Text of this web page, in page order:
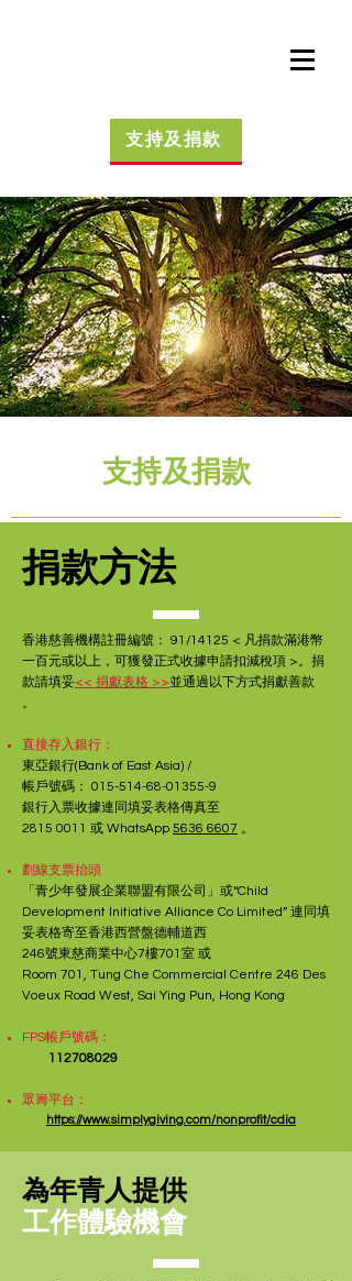
支持及捐款
支持及捐款
捐款方法
香港慈善機構註冊編號： 91/14125 < 凡捐款滿港幣
一百元或以上，可獲發正式收據申請扣減稅項 >。捐
款請填妥<< 捐獻表格 >>並通過以下方式捐獻善款
。
直接存入銀行：
東亞銀行(Bank of East Asia) /
帳戶號碼： 015-514-68-01355-9
銀行入票收據連同填妥表格傳真至
2815 0011 或 WhatsApp 5636 6607 。
劃線支票抬頭
「青少年發展企業聯盟有限公司」或“Child
Development Initiative Alliance Co Limited” 連同填
妥表格寄至香港西營盤德輔道西
246號東慈商業中心7樓701室 或
Room 701, Tung Che Commercial Centre 246 Des
Voeux Road West, Sai Ying Pun, Hong Kong
FPS帳戶號碼：
112708029
眾籌平台：
https://www.simplygiving.com/nonprofit/cdia
為年青人提供
工作體驗機會